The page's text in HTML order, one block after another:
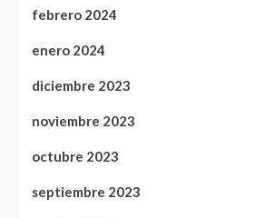
febrero 2024
enero 2024
diciembre 2023
noviembre 2023
octubre 2023
septiembre 2023